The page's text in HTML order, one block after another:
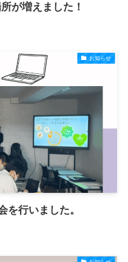
が増えました！
お知らせ
を行いました。